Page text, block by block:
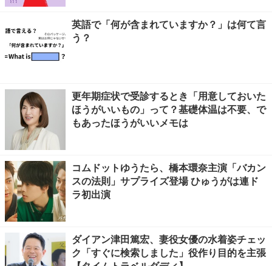
英語で「何が含まれていますか？」は何て言
う？
更年期症状で受診するとき「用意しておいた
ほうがいいもの」って？基礎体温は不要、で
もあったほうがいいメモは
コムドットゆうたら、橋本環奈主演「バカン
スの法則」サプライズ登場 ひゅうがは連ド
ラ初出演
ダイアン津田篤宏、妻役女優の水着姿チェッ
ク「すぐに検索しました」役作り目的を主張